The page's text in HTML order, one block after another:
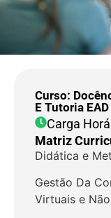
Curso:
E Tutoria EAD
Carga
Matriz
Didática e
Gestão Da
Virtuais e